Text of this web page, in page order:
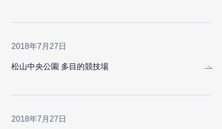
2018年7月27日
松山中央公園 多目的競技場
2018年7月27日